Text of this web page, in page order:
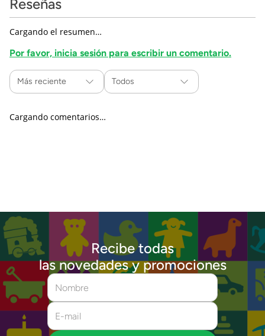
Reseñas
Cargando el resumen…
Por favor, inicia sesión para escribir un comentario.
Más reciente Todos
Cargando comentarios…
Recibe todas
las novedades y promociones